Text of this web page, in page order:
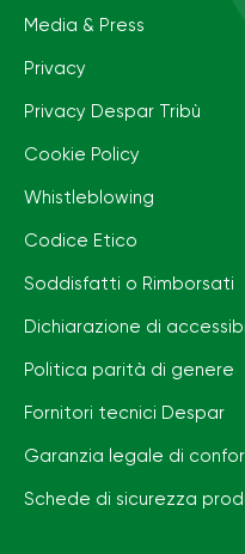
Media & Press
Privacy
Privacy Despar Tribù
Cookie Policy
Whistleblowing
Codice Etico
Soddisfatti o Rimborsati
Dichiarazione di
Politica parità di genere
Fornitori tecnici Despar
Garanzia legale di
Schede di sicurezza